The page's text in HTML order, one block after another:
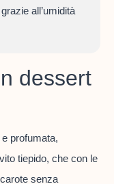
all’umidità
dessert
profumata,
tiepido, che con le
senza